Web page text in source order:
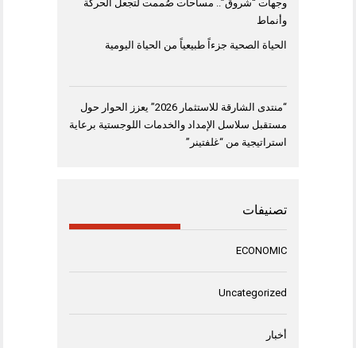
وجهات “شروق”.. مساحات صُممت لتجعل الحركة
وأنماط
الحياة الصحية جزءاً طبيعياً من الحياة اليومية
“منتدى الشارقة للاستثمار 2026” يعزز الحوار حول
مستقبل سلاسل الإمداد والخدمات اللوجستية برعاية
استراتيجية من “غلفتينر”
تصنيفات
ECONOMIC
Uncategorized
أخبار